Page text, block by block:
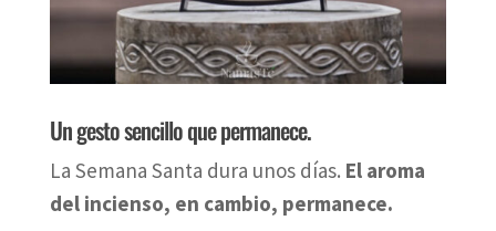
Un gesto sencillo que permanece.
La Semana Santa dura unos días. El aroma
del incienso, en cambio, permanece.